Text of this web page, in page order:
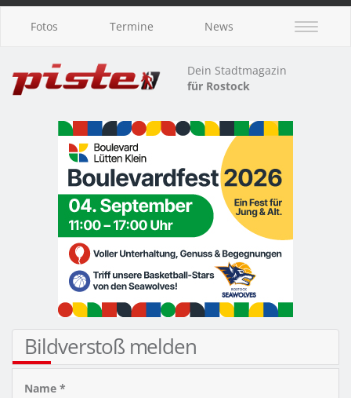
Fotos Termine News
Dein Stadtmagazin
für Rostock
Bildverstoß melden
Name *